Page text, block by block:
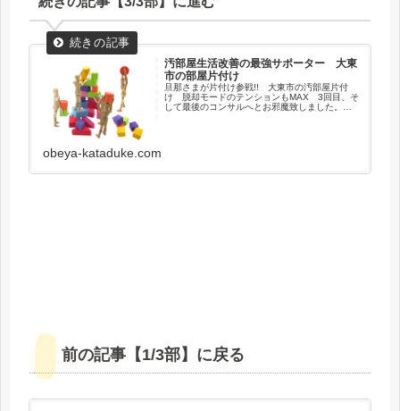
汚部屋生活改善の最強サポーター 大東
市の部屋片付け
旦那さまが片付け参戦!! 大東市の汚部屋片付
け 脱却モードのテンションもMAX 3回目、そ
して最後のコンサルへとお邪魔致しました。奥
obeya-kataduke.com
前の記事【1/3部】に戻る